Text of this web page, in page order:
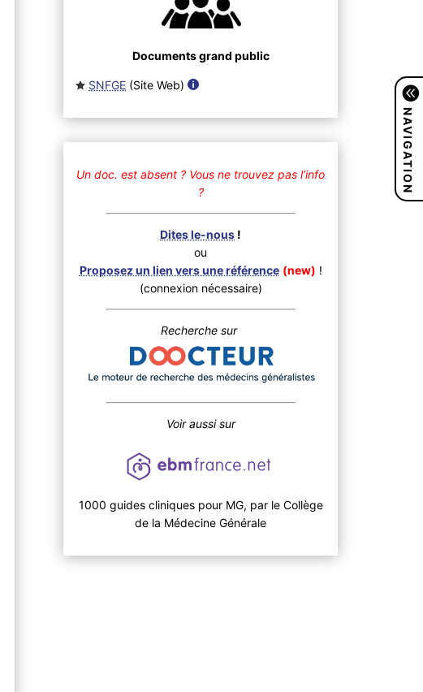
Documents grand public
SNFGE (Site Web)
Un doc. est absent ? Vous ne trouvez pas l’info
?
Dites le-nous !
ou
Proposez un lien vers une référence (new) !
(connexion nécessaire)
Recherche sur
Voir aussi sur
1000 guides cliniques pour MG, par le Collège
de la Médecine Générale
NAVIGATION